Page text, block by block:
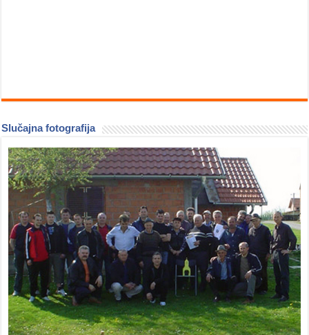
Slučajna fotografija